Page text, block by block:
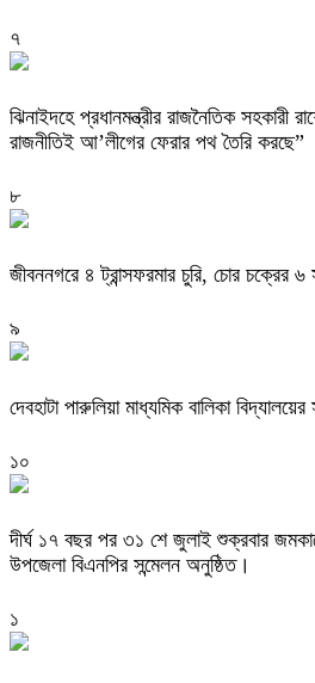
৭
ঝিনাইদহে প্রধানমন্ত্রীর রাজনৈতিক সহকারী
রাজনীতিই আ’লীগের ফেরার পথ তৈরি করছে”
৮
জীবননগরে ৪ ট্রান্সফরমার চুরি, চোর চক্রের
৯
দেবহাটা পারুলিয়া মাধ্যমিক বালিকা বিদ্যালয়ের
১০
দীর্ঘ ১৭ বছর পর ৩১ শে জুলাই শুক্রবার
উপজেলা বিএনপির সন্মেলন অনুষ্ঠিত।
১